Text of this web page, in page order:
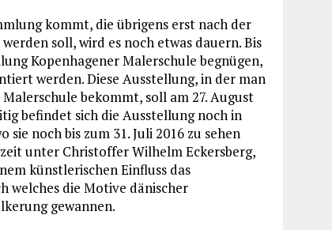
kommt, die übrigens erst nach der
soll, wird es noch etwas dauern. Bis
Kopenhagener Malerschule begnügen,
werden. Diese Ausstellung, in der man
bekommt, soll am 27. August
befindet sich die Ausstellung noch in
noch bis zum 31. Juli 2016 zu sehen
unter Christoffer Wilhelm Eckersberg,
künstlerischen Einfluss das
welches die Motive dänischer
gewannen.